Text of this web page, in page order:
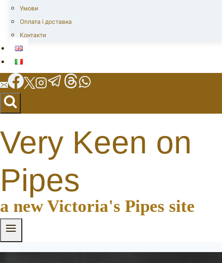
Умови
Оплата і доставка
Контакти
Very Keen on
Pipes
a new Victoria's Pipes site